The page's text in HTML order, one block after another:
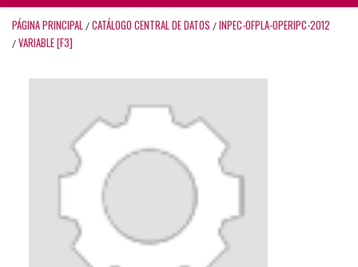
PÁGINA PRINCIPAL / CATÁLOGO CENTRAL DE DATOS / INPEC-OFPLA-OPERIPC-2012
/ VARIABLE [F3]